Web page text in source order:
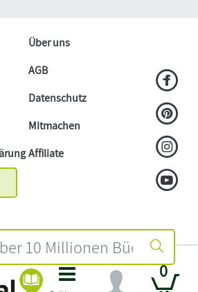
0
Über uns
AGB
Datenschutz
Mitmachen
Affiliate